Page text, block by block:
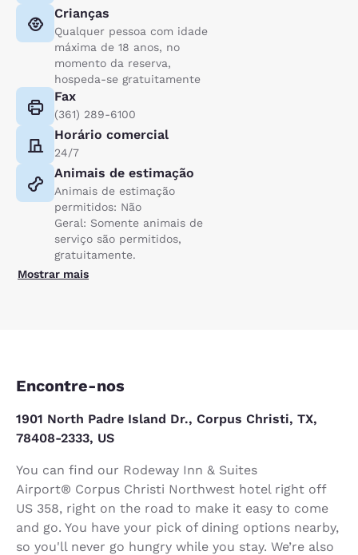
Crianças
Qualquer pessoa com idade
máxima de 18 anos, no
momento da reserva,
hospeda-se gratuitamente
Fax
(361) 289-6100
Horário comercial
24/7
Animais de estimação
Animais de estimação
permitidos: Não
Geral: Somente animais de
serviço são permitidos,
gratuitamente.
Mostrar mais
Encontre-nos
1901 North Padre Island Dr., Corpus Christi, TX,
78408-2333, US
You can find our Rodeway Inn & Suites
Airport® Corpus Christi Northwest hotel right off
US 358, right on the road to make it easy to come
and go. You have your pick of dining options nearby,
so you'll never go hungry while you stay. We’re also